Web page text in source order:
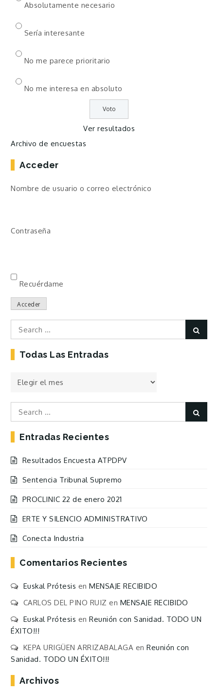
Absolutamente necesario
Sería interesante
No me parece prioritario
No me interesa en absoluto
Ver resultados
Archivo de encuestas
Acceder
Nombre de usuario o correo electrónico
Contraseña
Recuérdame
Acceder
Search
for:
Todas Las Entradas
Todas
Entradas
Search
for:
Entradas Recientes
Resultados Encuesta ATPDPV
Sentencia Tribunal Supremo
PROCLINIC 22 de enero 2021
ERTE Y SILENCIO ADMINISTRATIVO
Conecta Industria
Comentarios Recientes
Euskal Prótesis enMENSAJE RECIBIDO
CARLOS DEL PINO RUIZ en MENSAJE RECIBIDO
Euskal Prótesis enReunión con Sanidad. TODO UN
ÉXITO!!!
KEPA URIGÜEN ARRIZABALAGA enReunión con
Sanidad. TODO UN ÉXITO!!!
Archivos